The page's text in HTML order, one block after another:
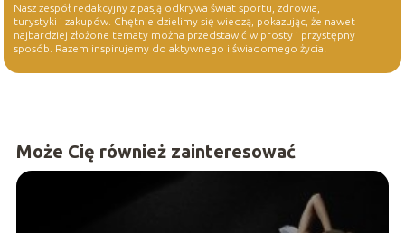
Nasz zespół redakcyjny z pasją odkrywa świat sportu, zdrowia,
turystyki i zakupów. Chętnie dzielimy się wiedzą, pokazując, że nawet
najbardziej złożone tematy można przedstawić w prosty i przystępny
sposób. Razem inspirujemy do aktywnego i świadomego życia!
Może Cię również zainteresować